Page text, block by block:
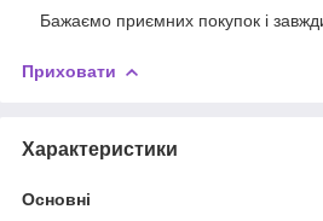
Бажаємо приємних покупок і
Приховати
Характеристики
Основні